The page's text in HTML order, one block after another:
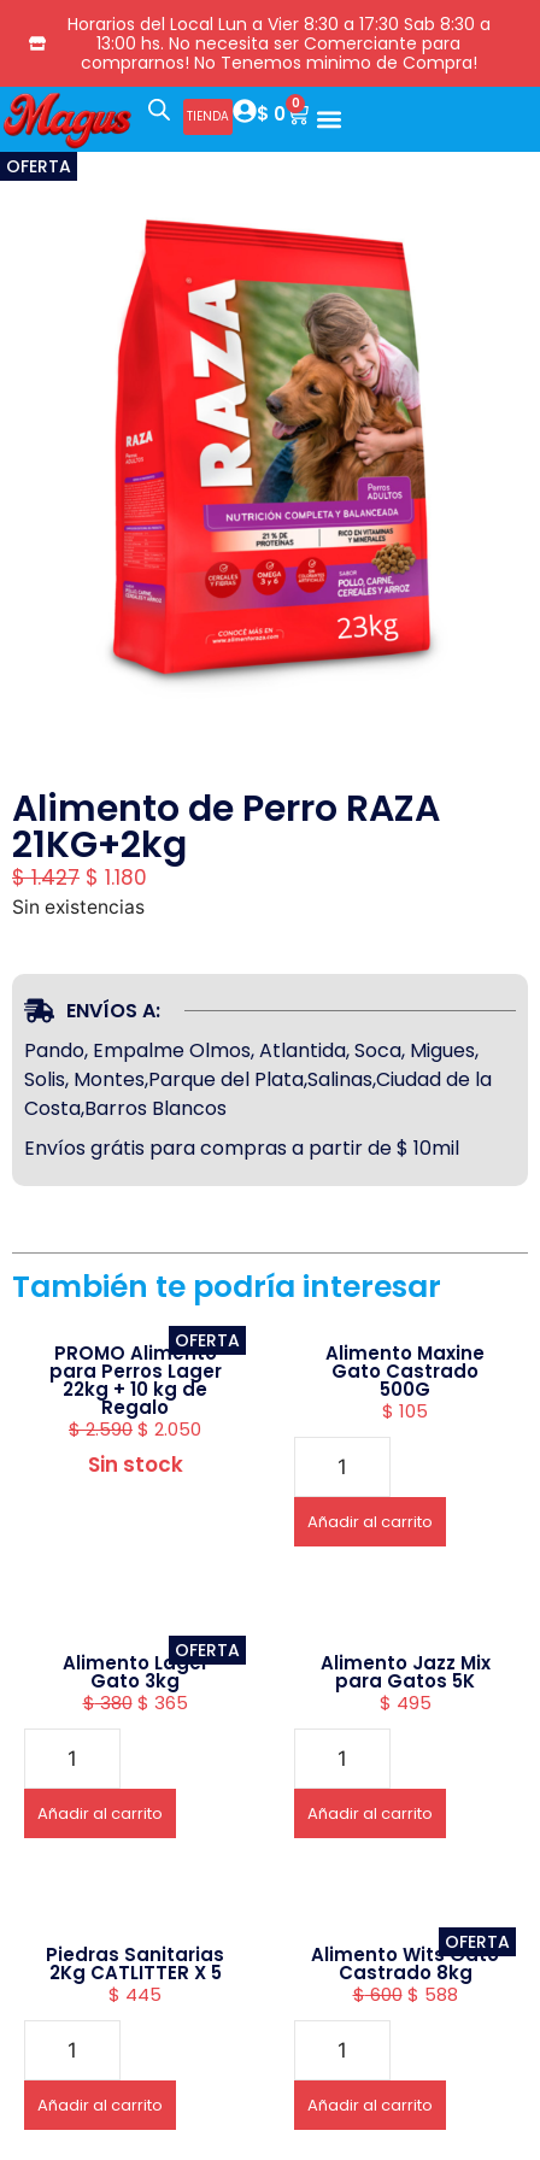
Horarios del Local Lun a Vier 8:30 a 17:30 Sab 8:30 a
13:00 hs. No necesita ser Comerciante para
comprarnos! No Tenemos minimo de Compra!
TIENDA $ 0 0
OFERTA
Alimento de Perro RAZA
21KG+2kg
$1.427 $ 1.180
Sin existencias
ENVÍOS A:
Pando, Empalme Olmos, Atlantida, Soca, Migues,
Solis, Montes,Parque del Plata,Salinas,Ciudad de la
Costa,Barros Blancos
Envíos grátis para compras a partir de $ 10mil
También te podría interesar
OFERTA
PROMO Alimento
para Perros Lager
22kg + 10 kg de
Regalo
$2.590$ 2.050
Sin stock
Alimento Maxine
Gato Castrado
500G
$ 105
Añadir al carrito
OFERTA
Alimento Lager
Gato 3kg
$380 $ 365
Añadir al carrito
Alimento Jazz Mix
para Gatos 5K
$ 495
Añadir al carrito
Piedras Sanitarias
2Kg CATLITTER X 5
$ 445
Añadir al carrito
OFERTA
Alimento Wits Gato
Castrado 8kg
$600 $ 588
Añadir al carrito